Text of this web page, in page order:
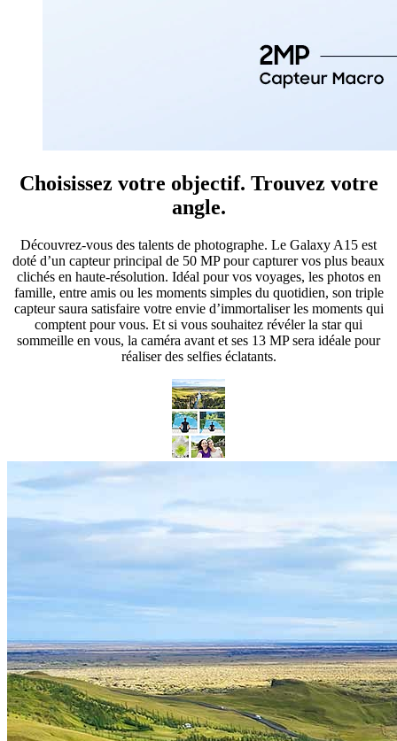
Choisissez votre objectif. Trouvez votre
angle.
Découvrez-vous des talents de photographe. Le Galaxy A15 est
doté d’un capteur principal de 50 MP pour capturer vos plus beaux
clichés en haute-résolution. Idéal pour vos voyages, les photos en
famille, entre amis ou les moments simples du quotidien, son triple
capteur saura satisfaire votre envie d’immortaliser les moments qui
comptent pour vous. Et si vous souhaitez révéler la star qui
sommeille en vous, la caméra avant et ses 13 MP sera idéale pour
réaliser des selfies éclatants.